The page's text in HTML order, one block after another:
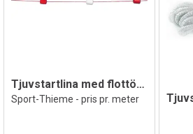
Tjuvstartlina med flottörer
Sport-Thieme - pris pr. meter